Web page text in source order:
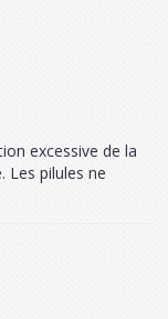
excessive de la
Les pilules ne